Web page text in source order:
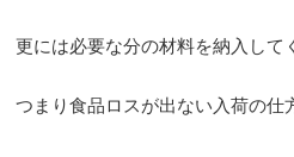
更には必要な分の材料を納入して
つまり食品ロスが出ない入荷の仕